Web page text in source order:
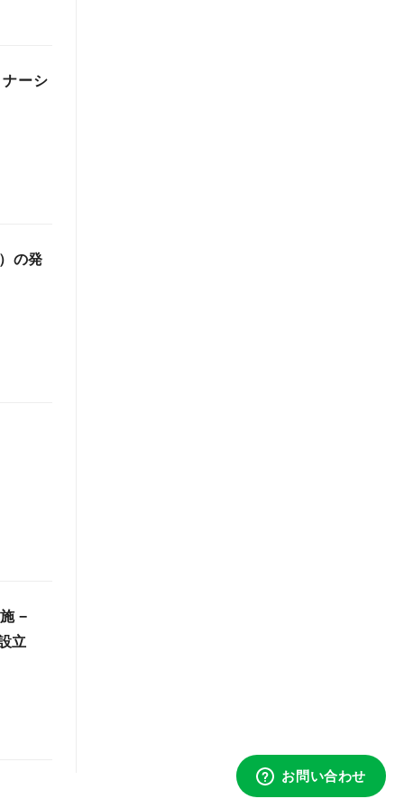
ーシ
の発
−
立